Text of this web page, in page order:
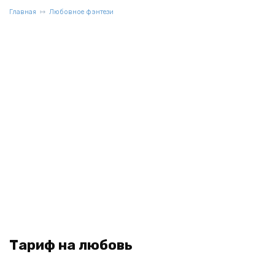
Главная Любовное фэнтези
Тариф на любовь